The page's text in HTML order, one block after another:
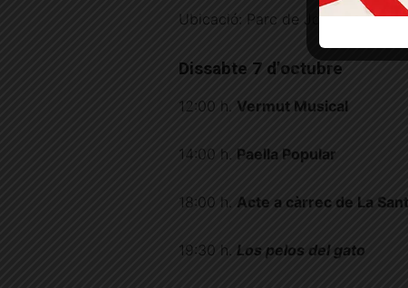
Ubicació: Parc de Joan Reventós
Dissabte 7 d’octubre
12:00 h. Vermut Musical
14:00 h. Paella Popular
18:00 h. Acte a càrrec de La
19:30 h. Los pelos del gato